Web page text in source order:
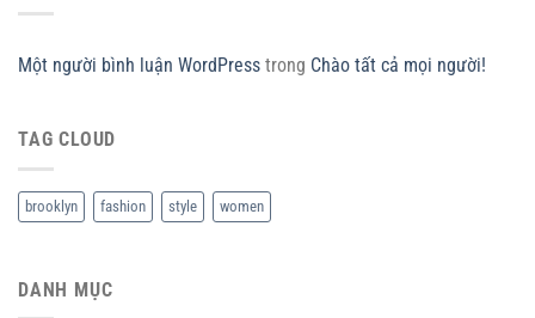
Một người bình luận WordPress trong Chào tất cả mọi người!
TAG CLOUD
brooklyn fashion style women
DANH MỤC